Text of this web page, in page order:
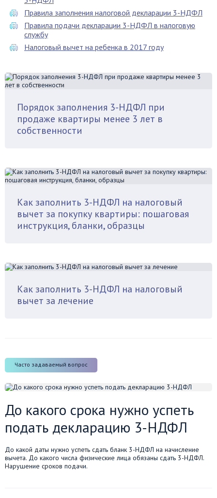
Правила заполнения налоговой декларации 3-НДФЛ
Правила подачи декларации 3-НДФЛ в налоговую
службу
Налоговый вычет на ребенка в 2017 году
Порядок заполнения 3-НДФЛ при
продаже квартиры менее 3 лет в
собственности
Как заполнить 3-НДФЛ на налоговый
вычет за покупку квартиры: пошаговая
инструкция, бланки, образцы
Как заполнить 3-НДФЛ на налоговый
вычет за лечение
Часто задаваемый вопрос
До какого срока нужно успеть
подать декларацию 3-НДФЛ
До какой даты нужно успеть сдать бланк 3-НДФЛ на начисление
вычета. До какого числа физические лица обязаны сдать 3-НДФЛ.
Нарушение сроков подачи.